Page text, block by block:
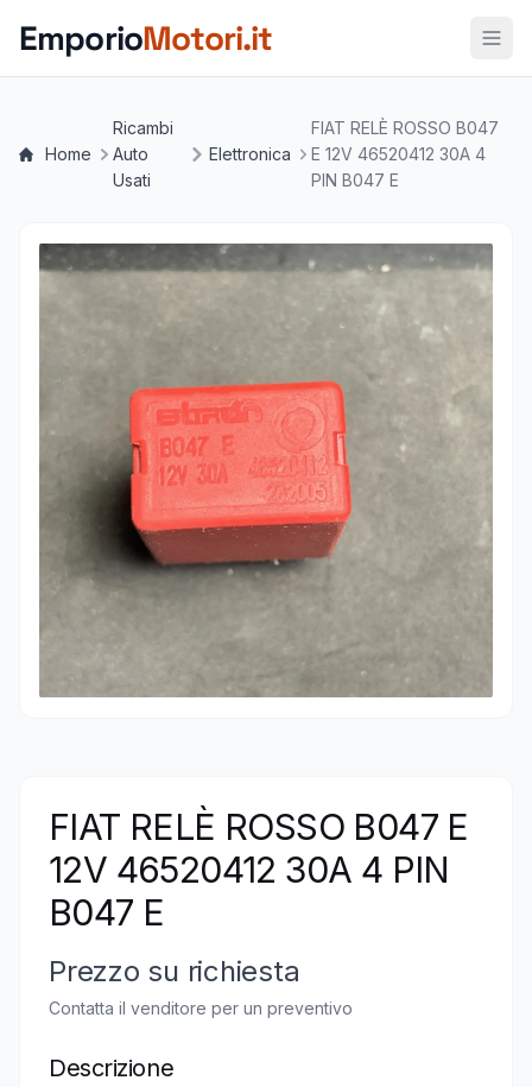
EmporioMotori.it
Home
Ricambi
Auto
Usati
Elettronica
FIAT RELÈ ROSSO B047
E 12V 46520412 30A 4
PIN B047 E
FIAT RELÈ ROSSO B047 E
12V 46520412 30A 4 PIN
B047 E
Prezzo su richiesta
Contatta il venditore per un preventivo
Descrizione